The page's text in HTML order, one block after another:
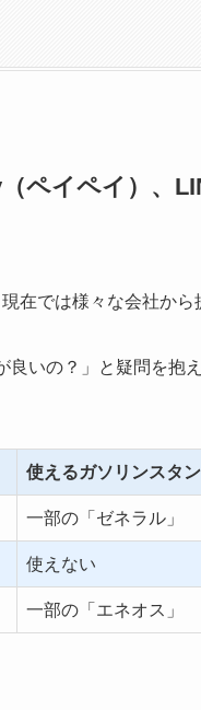
ペイペイ）、
在では様々な会社から
良いの？」と疑問を抱
使えるガソリンスタ
一部の「ゼネラル」
使えない
一部の「エネオス」